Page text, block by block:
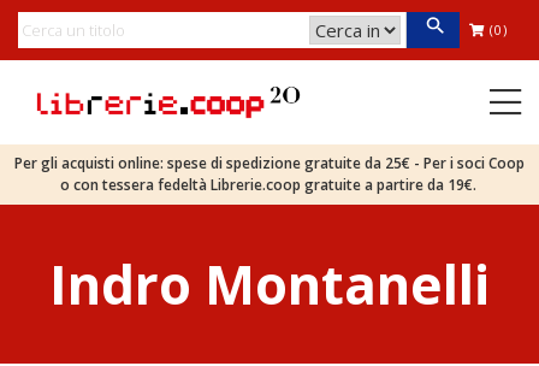
(0)
Per gli acquisti online: spese di spedizione gratuite da 25€ - Per i soci Coop
o con tessera fedeltà Librerie.coop gratuite a partire da 19€.
Indro Montanelli